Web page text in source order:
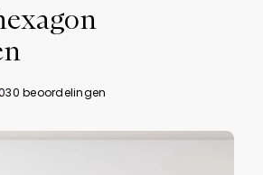
beoordelingen